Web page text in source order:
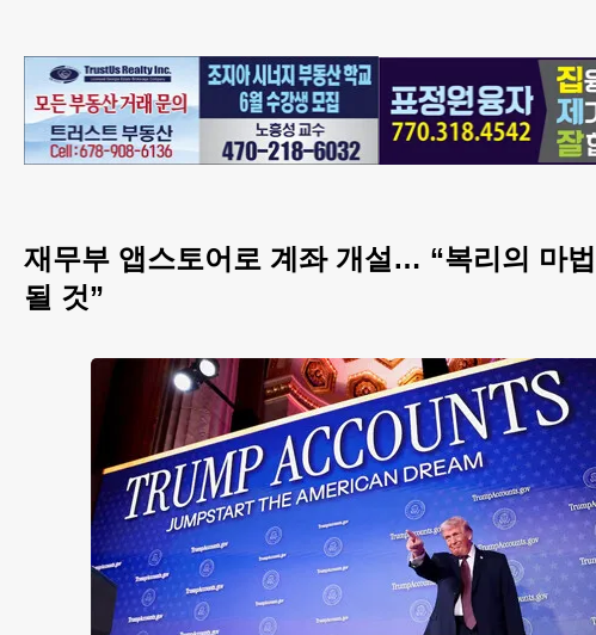
재무부 앱스토어로 계좌 개설… “복리의 마법
될 것”